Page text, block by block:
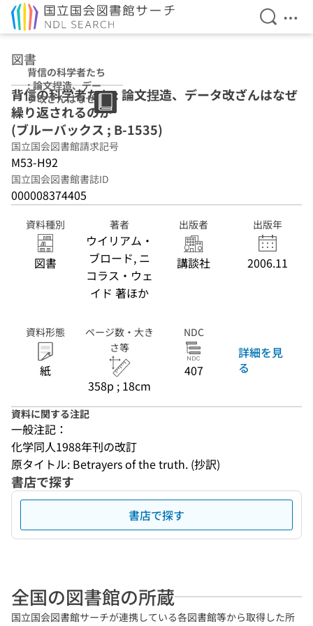
検索を
メ
図書
背信の科学者たち
: 論文捏造、デー
タ改ざんはなぜ繰
り返されるのか
(ブルーバックス ;
B-1535)
背信の科学者たち : 論文捏造、データ改ざんはなぜ
繰り返されるのか
(ブルーバックス ; B-1535)
国立国会図書館請求記号
M53-H92
国立国会図書館書誌ID
000008374405
資料種別
図書
著者
ウイリアム・
ブロード, ニ
コラス・ウェ
イド 著ほか
出版者
講談社
出版年
2006.11
資料形態
紙
ページ数・大き
さ等
358p ; 18cm
NDC
407
詳細を見
る
資料に関する注記
一般注記：
化学同人1988年刊の改訂
原タイトル: Betrayers of the truth. (抄訳)
書店で探す
書店で探す
全国の図書館の所蔵
国立国会図書館サーチが連携している各図書館等から取得した所